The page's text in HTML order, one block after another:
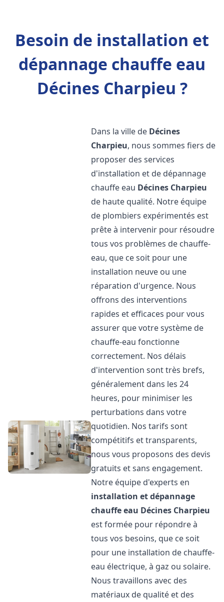
Besoin de installation et
dépannage chauffe eau
Décines Charpieu ?
Dans la ville de Décines
Charpieu, nous sommes fiers de
proposer des services
d'installation et de dépannage
chauffe eau Décines Charpieu
de haute qualité. Notre équipe
de plombiers expérimentés est
prête à intervenir pour résoudre
tous vos problèmes de chauffe-
eau, que ce soit pour une
installation neuve ou une
réparation d'urgence. Nous
offrons des interventions
rapides et efficaces pour vous
assurer que votre système de
chauffe-eau fonctionne
correctement. Nos délais
d'intervention sont très brefs,
généralement dans les 24
heures, pour minimiser les
perturbations dans votre
quotidien. Nos tarifs sont
compétitifs et transparents,
nous vous proposons des devis
gratuits et sans engagement.
Notre équipe d'experts en
installation et dépannage
chauffe eau Décines Charpieu
est formée pour répondre à
tous vos besoins, que ce soit
pour une installation de chauffe-
eau électrique, à gaz ou solaire.
Nous travaillons avec des
matériaux de qualité et des